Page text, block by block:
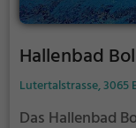
Hallenbad
Lutertalstrasse, 3065
Das Hallenbad